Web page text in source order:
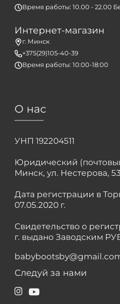
Время работы: 10.00 - 22.00
Интернет-магазин
г. Минск
+375(29)105-40-39
Время работы: 10:00-18:00
О нас
УНП 192204511
Юридический
Минск, ул. Нестерова,
Дата регистрации в
07.05.2020 г.
Свидетельство о
г. выдано Заводским
Следуй за нами
Instagram
YouTube